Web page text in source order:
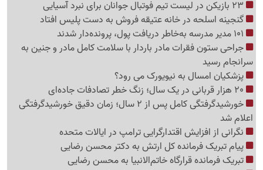
گنجینه اسلحه در خانه عتیقه فروش به دست پلیس افتاد
جراحی ستون فقرات مادر باردار با سلامت کامل مادر و جنین به
سرانجام رسید
پزشکیان امسال به نیویورک می رود؟
خورشیدگرفتگی کامل پس از 2 سال؛ زمان دقیق خورشیدگرفتگی
اعلام شد
نگرانی از افزایش اقتدارگرایی ترامپ در ایالات متحده
پیام تبریک فرمانده کل ارتش به دکتر محسن رضایی
تبریک فرمانده قرارگاه خاتم‌الانبیا به محسن رضایی